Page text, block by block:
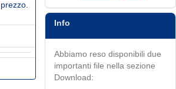
Info
Abbiamo reso disponibili due
importanti file nella sezione
Download: